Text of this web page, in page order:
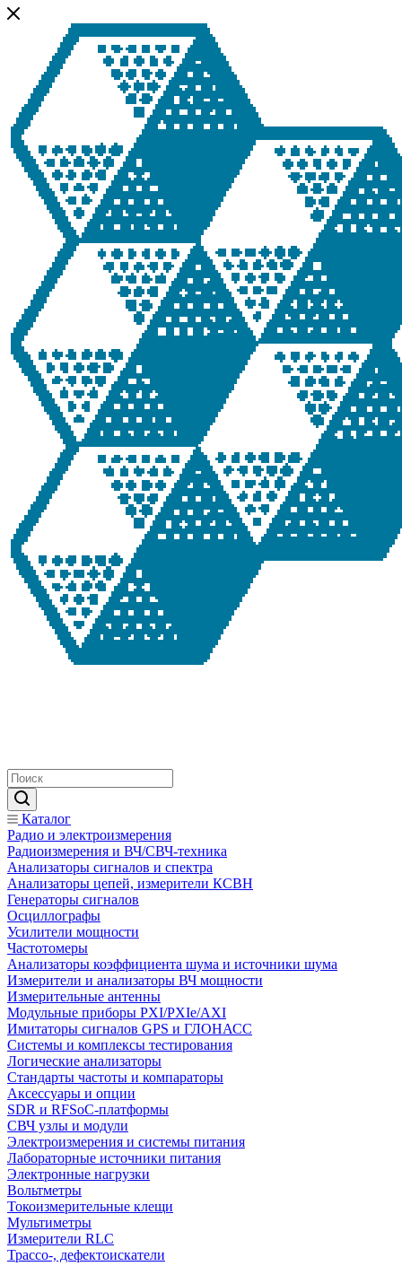
Каталог
Радио и электроизмерения
Радиоизмерения и ВЧ/СВЧ-техника
Анализаторы сигналов и спектра
Анализаторы цепей, измерители КСВН
Генераторы сигналов
Осциллографы
Усилители мощности
Частотомеры
Анализаторы коэффициента шума и источники шума
Измерители и анализаторы ВЧ мощности
Измерительные антенны
Модульные приборы PXI/PXIe/AXI
Имитаторы сигналов GPS и ГЛОНАСС
Системы и комплексы тестирования
Логические анализаторы
Стандарты частоты и компараторы
Аксессуары и опции
SDR и RFSoC‑платформы
СВЧ узлы и модули
Электроизмерения и системы питания
Лабораторные источники питания
Электронные нагрузки
Вольтметры
Токоизмерительные клещи
Мультиметры
Измерители RLC
Трассо-, дефектоискатели